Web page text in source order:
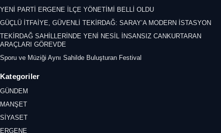
YENİ PARTİ ERGENE İLÇE YÖNETİMİ BELLİ OLDU
GÜÇLÜ İTFAİYE, GÜVENLİ TEKİRDAĞ: SARAY’A MODERN İSTASYON
TEKİRDAĞ SAHİLLERİNDE YENİ NESİL İNSANSIZ CANKURTARAN
ARAÇLARI GÖREVDE
Sporu ve Müziği Aynı Sahilde Buluşturan Festival
Kategoriler
GÜNDEM
MANŞET
SİYASET
ERGENE